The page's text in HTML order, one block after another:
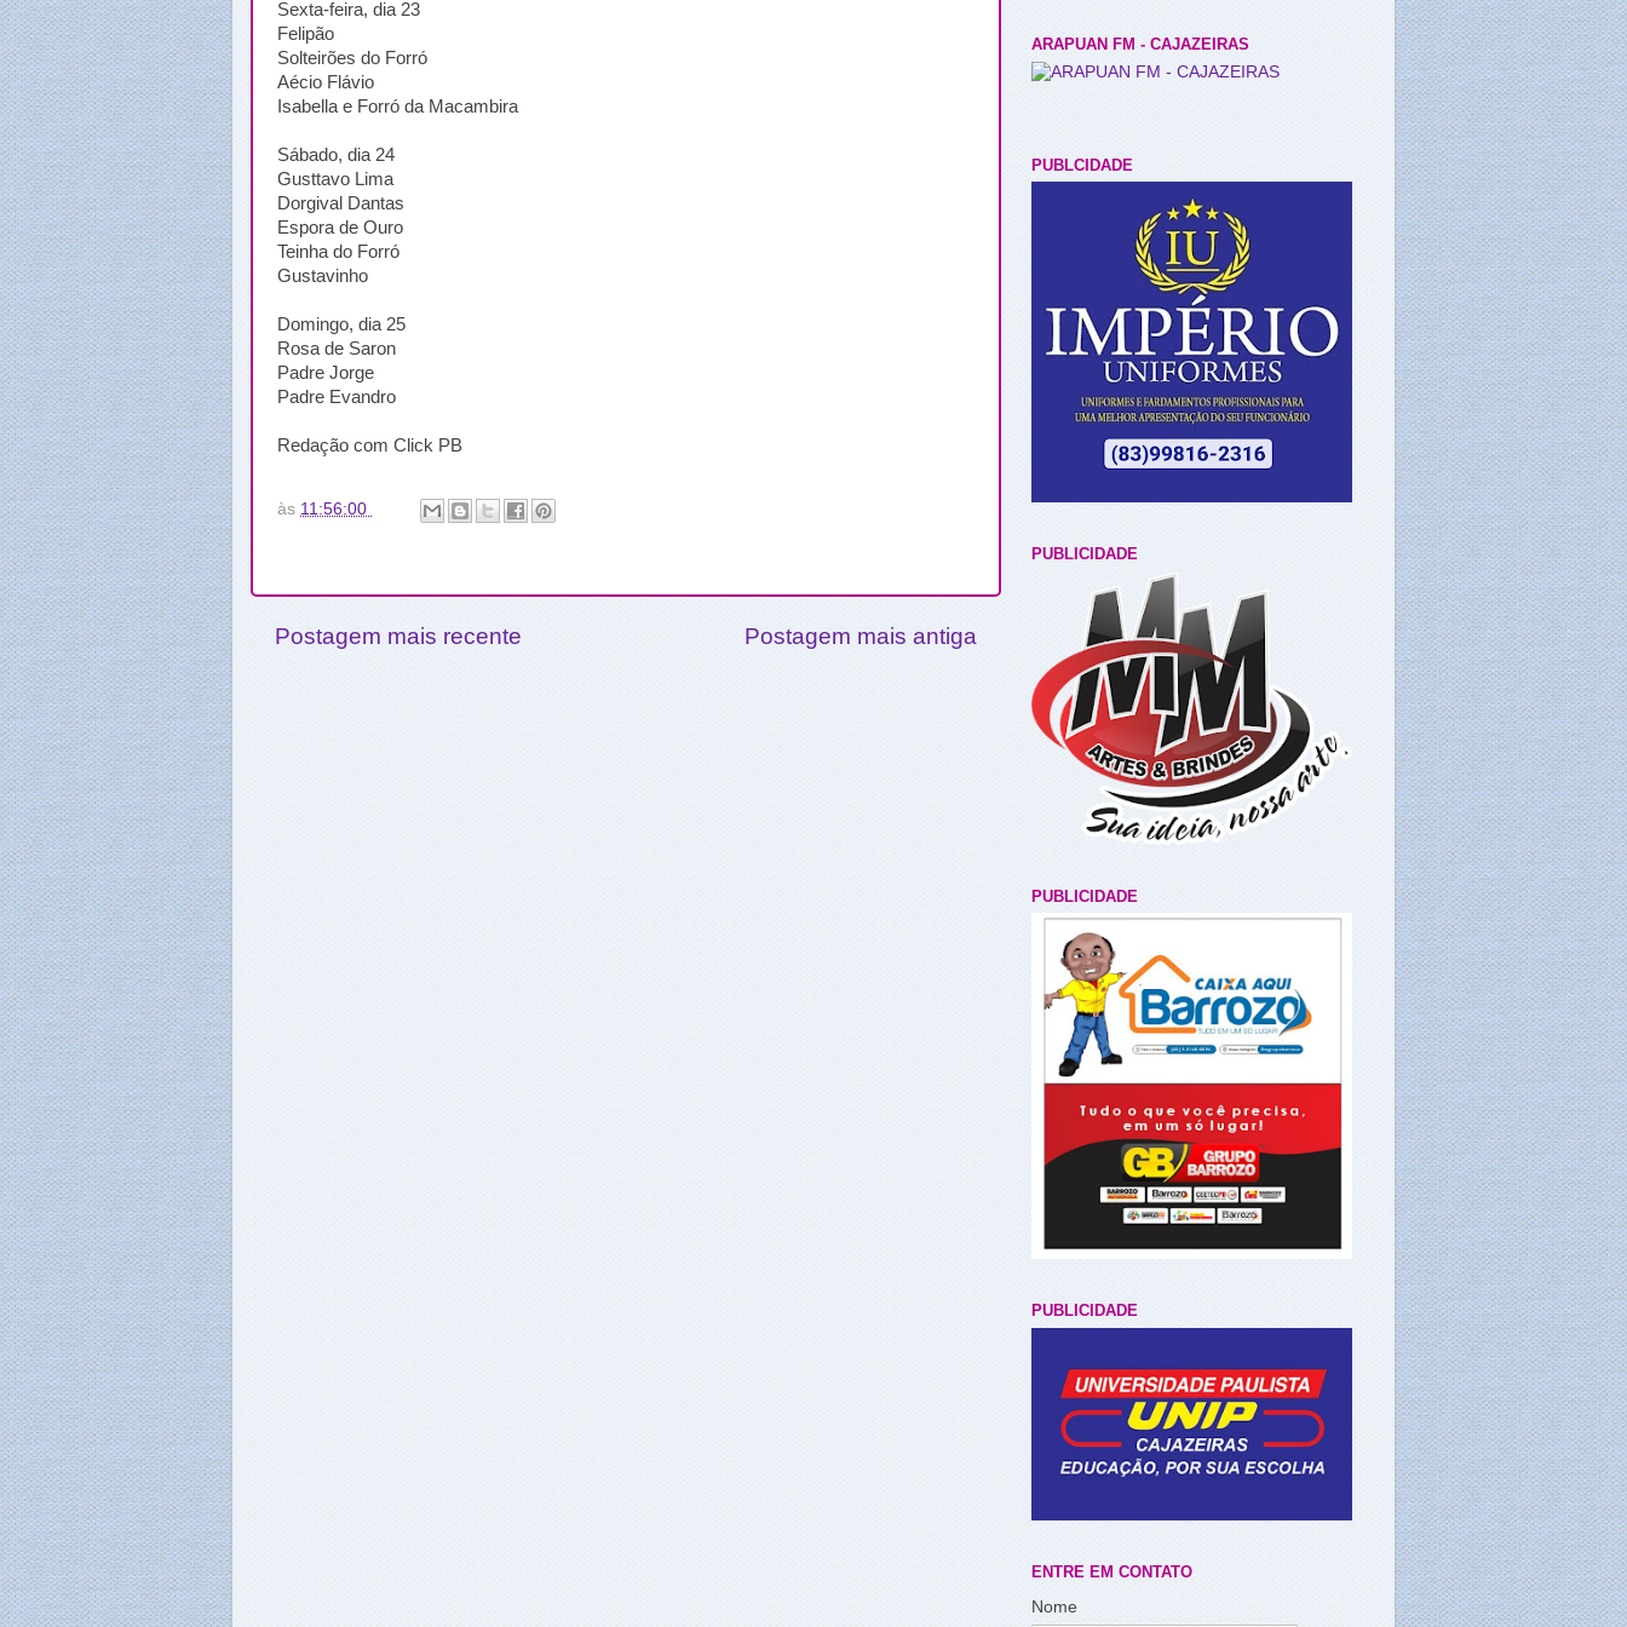
Sexta-feira, dia 23
Felipão
Solteirões do Forró
Aécio Flávio
Isabella e Forró da Macambira
Sábado, dia 24
Gusttavo Lima
Dorgival Dantas
Espora de Ouro
Teinha do Forró
Gustavinho
Domingo, dia 25
Rosa de Saron
Padre Jorge
Padre Evandro
Redação com Click PB
às 11:56:00
Postagem mais recente Postagem mais antiga
ARAPUAN FM - CAJAZEIRAS
PUBLCIDADE
PUBLICIDADE
PUBLICIDADE
PUBLICIDADE
ENTRE EM CONTATO
Nome